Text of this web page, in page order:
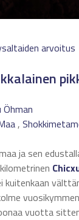
arvoitus
Öhman
,
ja sen
kuitenkaan
vuotta